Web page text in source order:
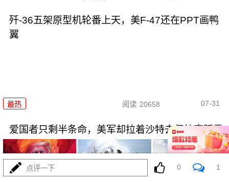
歼-36五架原型机轮番上天，美F-47还在PPT画鸭
翼
最热 阅读 20658 07-31
爱国者只剩半条命，美军却拉着沙特去伊拉克踩雷
点评一下 0 1